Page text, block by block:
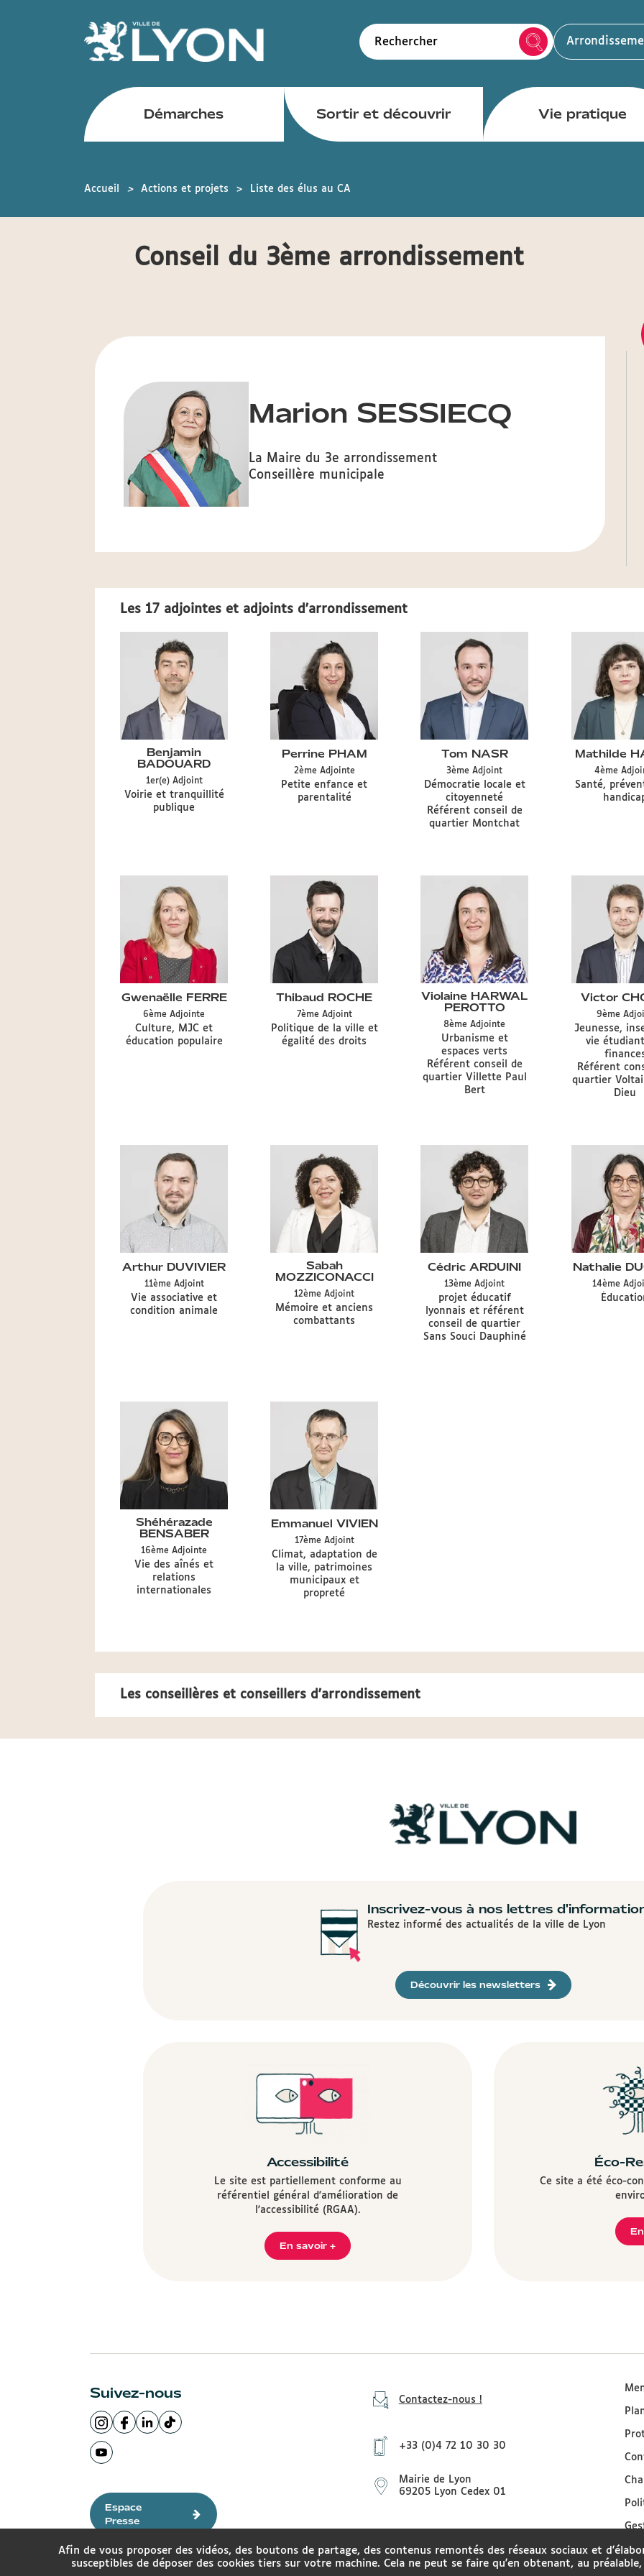
Rechercher
Démarches Sortir et découvrir Vie pratique
Accueil Actions et projets Liste des élus au CA
Conseil du 3ème arrondissement
Marion SESSIECQ
La Maire du 3e arrondissement
Conseillère municipale
Les 17 adjointes et adjoints d'arrondissement
Benjamin
BADOUARD
1er(e) Type
de
mandat
Adjoint
Délégation
Voirie et tranquillité
publique
Perrine PHAM
2ème Type
de
mandat
Adjointe
Délégation
Petite enfance et
parentalité
Tom NASR
3èmeType
de
mandat
CA
Adjoint
Délégation
Démocratie locale et
citoyenneté
Référent conseil de
quartier Montchat
Mathilde
4ème Type
de
Délégation
Santé,
Gwenaëlle FERRE
6ème Type
de
mandat
Adjointe
Délégation
CA
Culture, MJC et
éducation populaire
Thibaud ROCHE
7ème Type
de
mandat
Adjoint
Délégation
CA
Politique de la ville et
égalité des droits
Violaine HARWAL
PEROTTO
8èmeType
de
mandat
CA
Adjointe
Délégation
Urbanisme et
espaces verts
Référent conseil de
quartier Villette Paul
Bert
Victor
9èmeType
de
CA
Délégation
Jeunesse,
vie
Référent
quartier
Dieu
Arthur DUVIVIER
11ème Type
de
mandat
Adjoint
Délégation
CA
Vie associative et
condition animale
Sabah
MOZZICONACCI
12èmeType
de
mandat
Adjoint
Délégation
Mémoire et anciens
combattants
Cédric ARDUINI
13èmeType
de
mandat
CA
Adjoint
Délégation
CA
projet éducatif
lyonnais et référent
conseil de quartier
Sans Souci Dauphiné
Nathalie
14ème Type
de
Délégation
Shéhérazade
BENSABER
16ème Type
de
mandat
CA
Adjointe
Délégation
Vie des aînés et
relations
internationales
Emmanuel VIVIEN
17ème Type
de
mandat
CA
Adjoint
Délégation
CA
Climat, adaptation de
la ville, patrimoines
municipaux et
propreté
Les conseillères et conseillers d'arrondissement
Inscrivez-vous à nos lettres
Restez informé des actualités de la ville de Lyon
Découvrir les newsletters
Accessibilité
Le site est partiellement conforme au
référentiel général d'amélioration de
l'accessibilité (RGAA).
En savoir +
Éco-
Ce site a été éco-
Suivez-nous
Page
Instagram
de
Lyon
PageLinkedIn
Logo
Page
Ville
de
Espace
Presse
Contactez-nous !
+33 (0)4 72 10 30 30
Mairie de Lyon
69205 Lyon Cedex 01
Afin de vous proposer des vidéos, des boutons de partage, des contenus remontés des réseaux sociaux et
susceptibles de déposer des cookies tiers sur votre machine. Cela ne peut se faire qu'en obtenant, au